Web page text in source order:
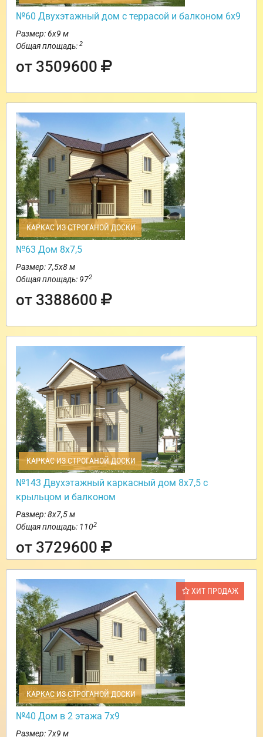
№60 Двухэтажный дом с террасой и балконом 6х9
Размер: 6х9 м
Общая площадь: 2
от 3509600
КАРКАС ИЗ СТРОГАНОЙ ДОСКИ
№63 Дом 8х7,5
Размер: 7,5х8 м
Общая площадь: 972
от 3388600
КАРКАС ИЗ СТРОГАНОЙ ДОСКИ
№143 Двухэтажный каркасный дом 8х7,5 с
крыльцом и балконом
Размер: 8х7,5 м
Общая площадь: 1102
от 3729600
ХИТ ПРОДАЖ
КАРКАС ИЗ СТРОГАНОЙ ДОСКИ
№40 Дом в 2 этажа 7х9
Размер: 7х9 м